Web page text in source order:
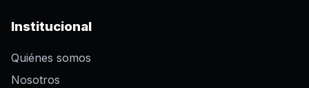
Institucional
Quiénes somos
Nosotros